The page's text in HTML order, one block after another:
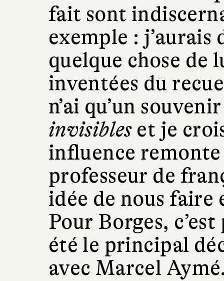
fait sont
exemple : j’aurais
quelque chose de
inventées du
n’ai qu’un
invisibleset je
influence remonte
professeur de
idée de nous
Pour Borges,
été le principal
avec Marcel